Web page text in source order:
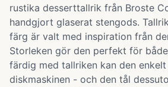
rustika desserttallrik från Broste
handgjort glaserat stengods.
färg är valt med inspiration från
Storleken gör den perfekt för
färdig med tallriken kan den
diskmaskinen - och den tål